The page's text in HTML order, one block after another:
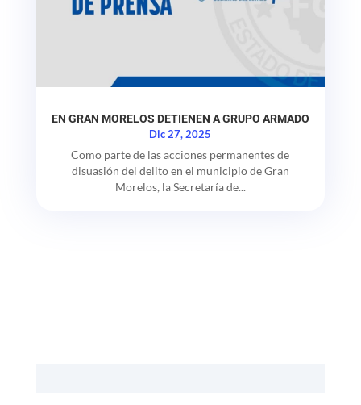
EN GRAN MORELOS DETIENEN A GRUPO ARMADO
Dic 27, 2025
Como parte de las acciones permanentes de
disuasión del delito en el municipio de Gran
Morelos, la Secretaría de...